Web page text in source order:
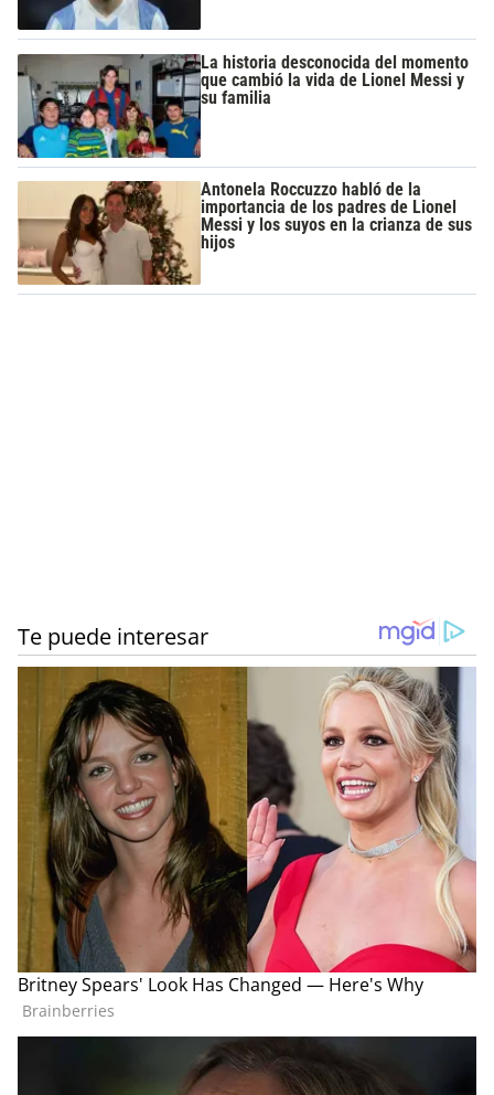
La historia desconocida del momento
que cambió la vida de Lionel Messi y
su familia
Antonela Roccuzzo habló de la
importancia de los padres de Lionel
Messi y los suyos en la crianza de sus
hijos